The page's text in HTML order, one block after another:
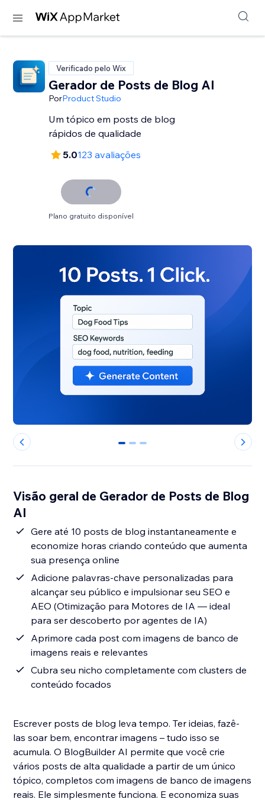
Verificado pelo Wix
Gerador de Posts de Blog AI
PorProduct Studio
Um tópico em posts de blog
rápidos de qualidade
5.0123 avaliações
Plano gratuito disponível
0 1 2
Visão geral de Gerador de Posts de Blog
AI
Gere até 10 posts de blog instantaneamente e
economize horas criando conteúdo que aumenta
sua presença online
Adicione palavras-chave personalizadas para
alcançar seu público e impulsionar seu SEO e
AEO (Otimização para Motores de IA — ideal
para ser descoberto por agentes de IA)
Aprimore cada post com imagens de banco de
imagens reais e relevantes
Cubra seu nicho completamente com clusters de
conteúdo focados
Escrever posts de blog leva tempo. Ter ideias, fazê-
las soar bem, encontrar imagens – tudo isso se
acumula. O BlogBuilder AI permite que você crie
vários posts de alta qualidade a partir de um único
tópico, completos com imagens de banco de imagens
reais. Ele simplesmente funciona. E economiza suas